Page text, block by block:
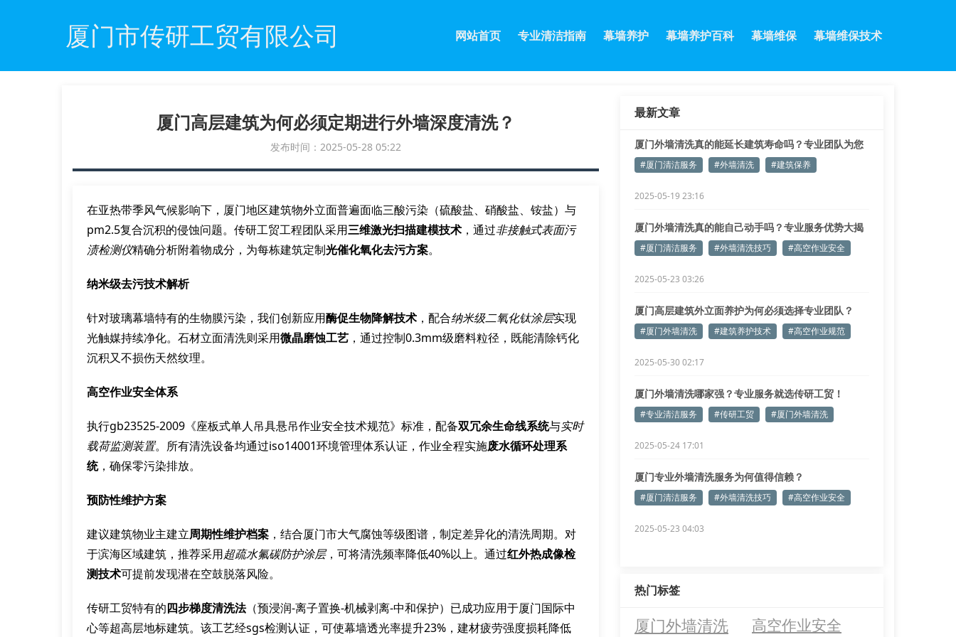
厦门市传研工贸有限公司 网站首页 专业清洁指南 幕墙养护 幕墙养护百科 幕墙维保 幕墙维保技术
厦门高层建筑为何必须定期进行外墙深度清洗？
发布时间：2025-05-28 05:22
在亚热带季风气候影响下，厦门地区建筑物外立面普遍面临三酸污染（硫酸盐、硝酸盐、铵盐）与
pm2.5复合沉积的侵蚀问题。传研工贸工程团队采用三维激光扫描建模技术 ，通过非接触式表面污
渍检测仪精确分析附着物成分，为每栋建筑定制光催化氧化去污方案。
纳米级去污技术解析
针对玻璃幕墙特有的生物膜污染，我们创新应用酶促生物降解技术 ，配合纳米级二氧化钛涂层实现
光触媒持续净化。石材立面清洗则采用微晶磨蚀工艺 ，通过控制0.3mm级磨料粒径，既能清除钙化
沉积又不损伤天然纹理。
高空作业安全体系
执行gb23525-2009《座板式单人吊具悬吊作业安全技术规范》标准，配备双冗余生命线系统与实时
载荷监测装置。所有清洗设备均通过iso14001环境管理体系认证，作业全程实施废水循环处理系
统，确保零污染排放。
预防性维护方案
建议建筑物业主建立周期性维护档案 ，结合厦门市大气腐蚀等级图谱，制定差异化的清洗周期。对
于滨海区域建筑，推荐采用超疏水氟碳防护涂层，可将清洗频率降低40%以上。通过红外热成像检
测技术可提前发现潜在空鼓脱落风险。
传研工贸特有的四步梯度清洗法（预浸润-离子置换-机械剥离-中和保护）已成功应用于厦门国际中
心等超高层地标建筑。该工艺经sgs检测认证，可使幕墙透光率提升23%，建材疲劳强度损耗降低
最新文章
厦门外墙清洗真的能延长建筑寿命吗？专业团队为您
揭秘
#厦门清洁服务 #外墙清洗 #建筑保养
2025-05-19 23:16
厦门外墙清洗真的能自己动手吗？专业服务优势大揭
秘#厦门清洁服务 #外墙清洗技巧 #高空作业安全
2025-05-23 03:26
厦门高层建筑外立面养护为何必须选择专业团队？
#厦门外墙清洗 #建筑养护技术 #高空作业规范
2025-05-30 02:17
厦门外墙清洗哪家强？专业服务就选传研工贸！
#专业清洁服务 #传研工贸 #厦门外墙清洗
2025-05-24 17:01
厦门专业外墙清洗服务为何值得信赖？
#厦门清洁服务 #外墙清洗技巧 #高空作业安全
2025-05-23 04:03
热门标签
厦门外墙清洗 高空作业安全